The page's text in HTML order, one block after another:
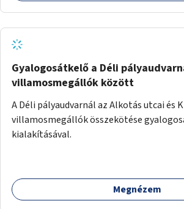
Gyalogosátkelő a Déli
villamosmegállók között
A Déli pályaudvarnál az Alkotás utcai és
villamosmegállók összekötése
kialakításával.
Megnézem